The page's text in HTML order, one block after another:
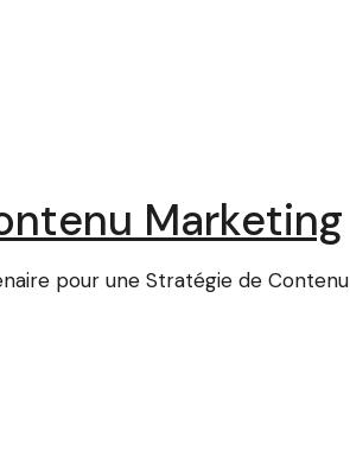
Marketing
pour une Stratégie de Contenu